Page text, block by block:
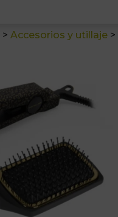
>Accesorios y utillaje >